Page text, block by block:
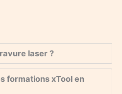
laser ?
formations xTool en